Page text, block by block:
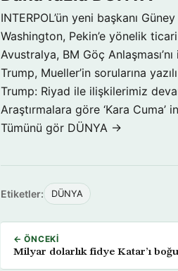
INTERPOL’ün yeni başkanı Güney
Washington, Pekin’e yönelik
Avustralya, BM Göç
Trump, Mueller’in sorularına
Trump: Riyad ile ilişkilerimiz
Araştırmalara göre ‘Kara Cuma’
Tümünü gör DÜNYA →
Etiketler: DÜNYA
← ÖNCEKI
Milyar dolarlık fidye Katar’ı